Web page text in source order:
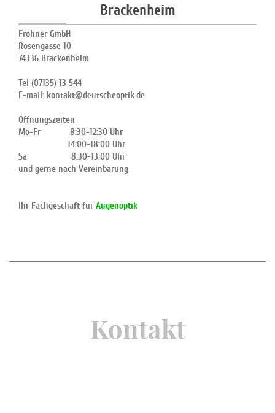
Brackenheim
Fröhner GmbH
Rosengasse 10
74336 Brackenheim
Tel (07135) 13 544
E-mail: kontakt@deutscheoptik.de
Öffnungszeiten
Mo-Fr 8:30-12:30 Uhr
14:00-18:00 Uhr
Sa 8:30-13:00 Uhr
und gerne nach Vereinbarung
Ihr Fachgeschäft fürAugenoptik
Kontakt